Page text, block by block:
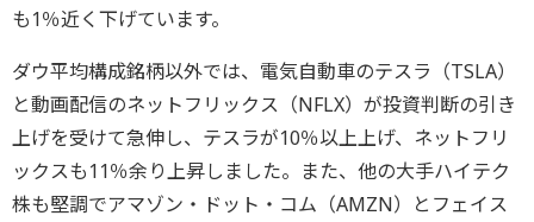
も1％近く下げています。
ダウ平均構成銘柄以外では、電気自動車のテスラ（TSLA）
と動画配信のネットフリックス（NFLX）が投資判断の引き
上げを受けて急伸し、テスラが10％以上上げ、ネットフリ
ックスも11％余り上昇しました。また、他の大手ハイテク
株も堅調でアマゾン・ドット・コム（AMZN）とフェイス